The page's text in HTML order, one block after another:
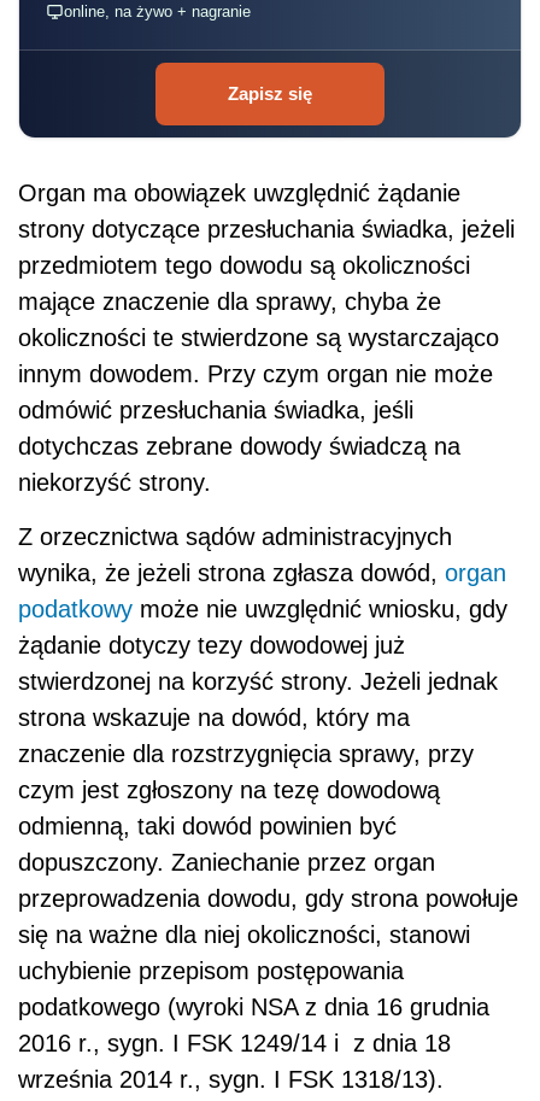
online, na żywo + nagranie
Zapisz się
Organ ma obowiązek uwzględnić żądanie
strony dotyczące przesłuchania świadka, jeżeli
przedmiotem tego dowodu są okoliczności
mające znaczenie dla sprawy, chyba że
okoliczności te stwierdzone są wystarczająco
innym dowodem. Przy czym organ nie może
odmówić przesłuchania świadka, jeśli
dotychczas zebrane dowody świadczą na
niekorzyść strony.
Z orzecznictwa sądów administracyjnych
wynika, że jeżeli strona zgłasza dowód, organ
podatkowy może nie uwzględnić wniosku, gdy
żądanie dotyczy tezy dowodowej już
stwierdzonej na korzyść strony. Jeżeli jednak
strona wskazuje na dowód, który ma
znaczenie dla rozstrzygnięcia sprawy, przy
czym jest zgłoszony na tezę dowodową
odmienną, taki dowód powinien być
dopuszczony. Zaniechanie przez organ
przeprowadzenia dowodu, gdy strona powołuje
się na ważne dla niej okoliczności, stanowi
uchybienie przepisom postępowania
podatkowego (wyroki NSA z dnia 16 grudnia
2016 r., sygn. I FSK 1249/14 i z dnia 18
września 2014 r., sygn. I FSK 1318/13).